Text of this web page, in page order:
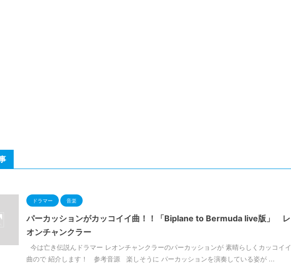
ドラマー 音楽
パーカッションがカッコイイ曲！！「Biplane to Bermuda live版」 レ
オンチャンクラー
今は亡き伝説んドラマー レオンチャンクラーのパーカッションが 素晴らしくカッコイイ
曲ので 紹介します！ 参考音源 楽しそうに パーカッションを演奏している姿が ...